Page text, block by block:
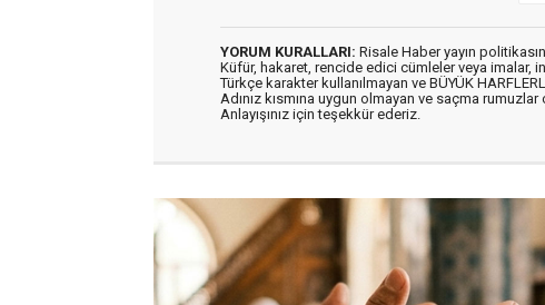
YORUM KURALLARI: Risale Haber yayın
Küfür, hakaret, rencide edici cümleler veya imalar,
Türkçe karakter kullanılmayan ve BÜYÜK
Adınız kısmına uygun olmayan ve saçma
Anlayışınız için teşekkür ederiz.